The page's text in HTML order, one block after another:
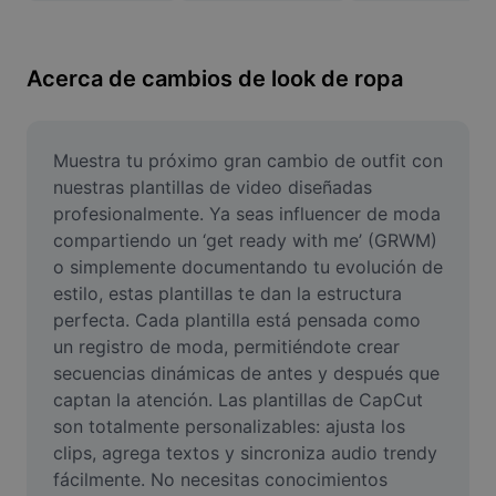
Resize Image
Online Photo Editor
Meme Generator
AI Text Remover
AI People Remover
AI Inpainting
Face Cutout
Acerca de cambios de look de ropa
Muestra tu próximo gran cambio de outfit con
nuestras plantillas de video diseñadas
profesionalmente. Ya seas influencer de moda
compartiendo un ‘get ready with me’ (GRWM)
o simplemente documentando tu evolución de
estilo, estas plantillas te dan la estructura
perfecta. Cada plantilla está pensada como
un registro de moda, permitiéndote crear
secuencias dinámicas de antes y después que
captan la atención. Las plantillas de CapCut
son totalmente personalizables: ajusta los
clips, agrega textos y sincroniza audio trendy
fácilmente. No necesitas conocimientos